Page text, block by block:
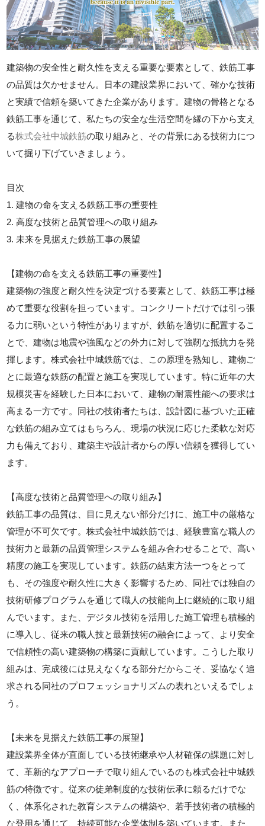
建築物の安全性と耐久性を支える重要な要素として、鉄筋工事
の品質は欠かせません。日本の建設業界において、確かな技術
と実績で信頼を築いてきた企業があります。建物の骨格となる
鉄筋工事を通じて、私たちの安全な生活空間を縁の下から支え
る株式会社中城鉄筋の取り組みと、その背景にある技術力につ
いて掘り下げていきましょう。
目次
1. 建物の命を支える鉄筋工事の重要性
2. 高度な技術と品質管理への取り組み
3. 未来を見据えた鉄筋工事の展望
【建物の命を支える鉄筋工事の重要性】
建築物の強度と耐久性を決定づける要素として、鉄筋工事は極
めて重要な役割を担っています。コンクリートだけでは引っ張
る力に弱いという特性がありますが、鉄筋を適切に配置するこ
とで、建物は地震や強風などの外力に対して強靭な抵抗力を発
揮します。株式会社中城鉄筋では、この原理を熟知し、建物ご
とに最適な鉄筋の配置と施工を実現しています。特に近年の大
規模災害を経験した日本において、建物の耐震性能への要求は
高まる一方です。同社の技術者たちは、設計図に基づいた正確
な鉄筋の組み立てはもちろん、現場の状況に応じた柔軟な対応
力も備えており、建築主や設計者からの厚い信頼を獲得してい
ます。
【高度な技術と品質管理への取り組み】
鉄筋工事の品質は、目に見えない部分だけに、施工中の厳格な
管理が不可欠です。株式会社中城鉄筋では、経験豊富な職人の
技術力と最新の品質管理システムを組み合わせることで、高い
精度の施工を実現しています。鉄筋の結束方法一つをとって
も、その強度や耐久性に大きく影響するため、同社では独自の
技術研修プログラムを通じて職人の技能向上に継続的に取り組
んでいます。また、デジタル技術を活用した施工管理も積極的
に導入し、従来の職人技と最新技術の融合によって、より安全
で信頼性の高い建築物の構築に貢献しています。こうした取り
組みは、完成後には見えなくなる部分だからこそ、妥協なく追
求される同社のプロフェッショナリズムの表れといえるでしょ
う。
【未来を見据えた鉄筋工事の展望】
建設業界全体が直面している技術継承や人材確保の課題に対し
て、革新的なアプローチで取り組んでいるのも株式会社中城鉄
筋の特徴です。従来の徒弟制度的な技術伝承に頼るだけでな
く、体系化された教育システムの構築や、若手技術者の積極的
な登用を通じて、持続可能な企業体制を築いています。また、